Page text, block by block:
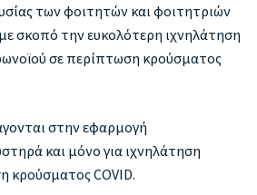
των φοιτητών και φοιτητριών
σκοπό την ευκολότερη ιχνηλάτηση
σε περίπτωση κρούσματος
στην εφαρμογή
και μόνο για ιχνηλάτηση
COVID.